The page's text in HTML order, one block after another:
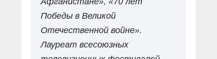
Победы в Великой
Отечественной войне».
Лауреат всесоюзных